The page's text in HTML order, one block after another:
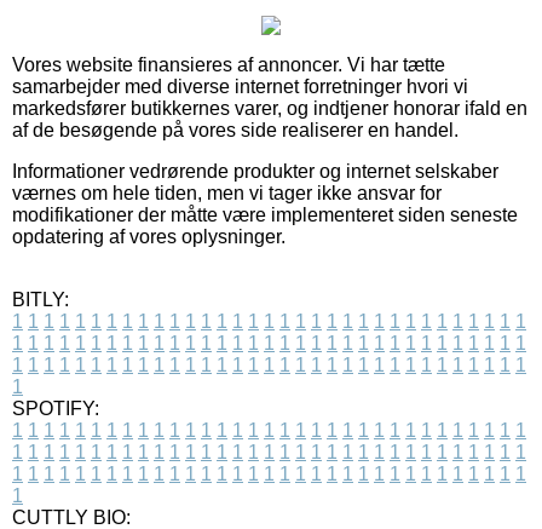
Vores website finansieres af annoncer. Vi har tætte
samarbejder med diverse internet forretninger hvori vi
markedsfører butikkernes varer, og indtjener honorar ifald en
af de besøgende på vores side realiserer en handel.
Informationer vedrørende produkter og internet selskaber
værnes om hele tiden, men vi tager ikke ansvar for
modifikationer der måtte være implementeret siden seneste
opdatering af vores oplysninger.
BITLY:
1 1 1 1 1 1 1 1 1 1 1 1 1 1 1 1 1 1 1 1 1 1 1 1 1 1 1 1 1 1 1 1 1
1 1 1 1 1 1 1 1 1 1 1 1 1 1 1 1 1 1 1 1 1 1 1 1 1 1 1 1 1 1 1 1 1
1 1 1 1 1 1 1 1 1 1 1 1 1 1 1 1 1 1 1 1 1 1 1 1 1 1 1 1 1 1 1 1 1
1
SPOTIFY:
1 1 1 1 1 1 1 1 1 1 1 1 1 1 1 1 1 1 1 1 1 1 1 1 1 1 1 1 1 1 1 1 1
1 1 1 1 1 1 1 1 1 1 1 1 1 1 1 1 1 1 1 1 1 1 1 1 1 1 1 1 1 1 1 1 1
1 1 1 1 1 1 1 1 1 1 1 1 1 1 1 1 1 1 1 1 1 1 1 1 1 1 1 1 1 1 1 1 1
1
CUTTLY BIO: